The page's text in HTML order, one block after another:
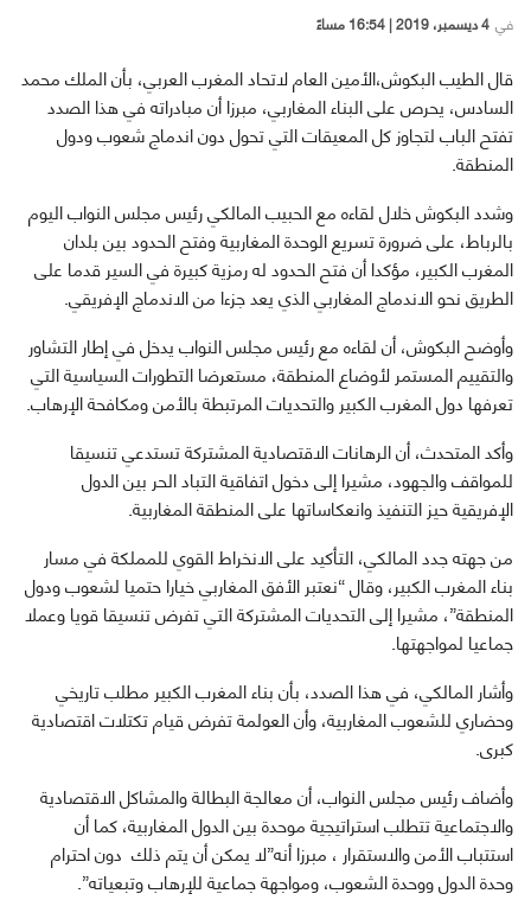
في 4 ديسمبر، 2019 | 16:54 مساءً
قال الطيب البكوش،الأمين العام لاتحاد المغرب العربي، بأن الملك محمد
السادس، يحرص على البناء المغاربي، مبرزا أن مبادراته في هذا الصدد
تفتح الباب لتجاوز كل المعيقات التي تحول دون اندماج شعوب ودول
المنطقة.
وشدد البكوش خلال لقاءه مع الحبيب المالكي رئيس مجلس النواب اليوم
بالرباط، على ضرورة تسريع الوحدة المغاربية وفتح الحدود بين بلدان
المغرب الكبير، مؤكدا أن فتح الحدود له رمزية كبيرة في السير قدما على
الطريق نحو الاندماج المغاربي الذي يعد جزءا من الاندماج الإفريقي.
وأوضح البكوش، أن لقاءه مع رئيس مجلس النواب يدخل في إطار التشاور
والتقييم المستمر لأوضاع المنطقة، مستعرضا التطورات السياسية التي
تعرفها دول المغرب الكبير والتحديات المرتبطة بالأمن ومكافحة الإرهاب.
وأكد المتحدث، أن الرهانات الاقتصادية المشتركة تستدعي تنسيقا
للمواقف والجهود، مشيرا إلى دخول اتفاقية التباد الحر بين الدول
الإفريقية حيز التنفيذ وانعكاساتها على المنطقة المغاربية.
من جهته جدد المالكي، التأكيد على الانخراط القوي للمملكة في مسار
بناء المغرب الكبير، وقال “نعتبر الأفق المغاربي خيارا حتميا لشعوب ودول
المنطقة”، مشيرا إلى التحديات المشتركة التي تفرض تنسيقا قويا وعملا
جماعيا لمواجهتها.
وأشار المالكي، في هذا الصدد، بأن بناء المغرب الكبير مطلب تاريخي
وحضاري للشعوب المغاربية، وأن العولمة تفرض قيام تكتلات اقتصادية
كبرى.
وأضاف رئيس مجلس النواب، أن معالجة البطالة والمشاكل الاقتصادية
والاجتماعية تتطلب استراتيجية موحدة بين الدول المغاربية، كما أن
استتباب الأمن والاستقرار ، مبرزا أنه”لا يمكن أن يتم ذلك دون احترام
وحدة الدول ووحدة الشعوب، ومواجهة جماعية للإرهاب وتبعياته”.